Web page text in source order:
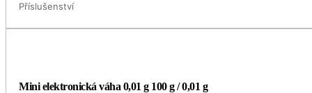
Příslušenství
Mini elektronická váha 0,01 g 100 g / 0,01 g